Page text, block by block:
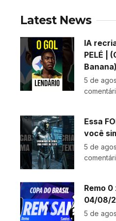
Latest News
IA
PELÉ |
Banana)
5 de
Essa
você
5 de
Remo 0
04/08/
5 de